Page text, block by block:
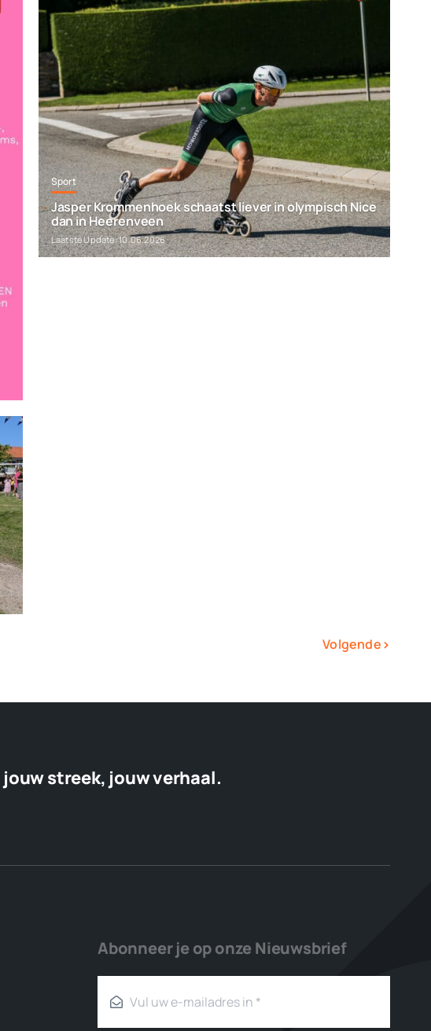
Sport
Jasper Krommenhoek schaatst liever in olympisch Nice
dan in Heerenveen
Laatste Update: 10.06.2026
Volgende›
jouw streek, jouw verhaal.
Abonneer je op onze Nieuwsbrief